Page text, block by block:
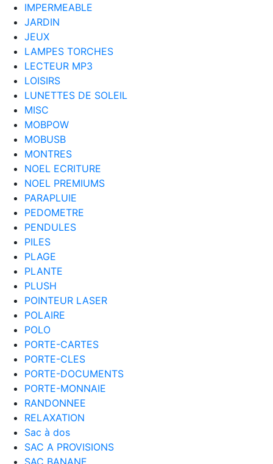
IMPERMEABLE
JARDIN
JEUX
LAMPES TORCHES
LECTEUR MP3
LOISIRS
LUNETTES DE SOLEIL
MISC
MOBPOW
MOBUSB
MONTRES
NOEL ECRITURE
NOEL PREMIUMS
PARAPLUIE
PEDOMETRE
PENDULES
PILES
PLAGE
PLANTE
PLUSH
POINTEUR LASER
POLAIRE
POLO
PORTE-CARTES
PORTE-CLES
PORTE-DOCUMENTS
PORTE-MONNAIE
RANDONNEE
RELAXATION
Sac à dos
SAC A PROVISIONS
SAC BANANE